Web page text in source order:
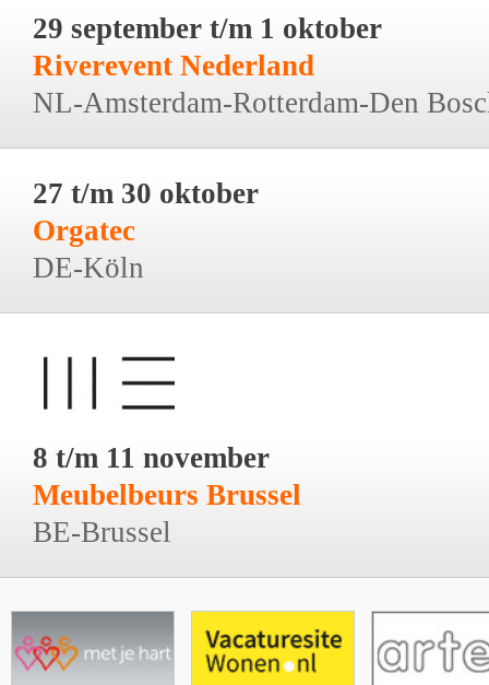
29 september t/m 1 oktober
Riverevent Nederland
NL-Amsterdam-Rotterdam-Den
27 t/m 30 oktober
Orgatec
DE-Köln
8 t/m 11 november
Meubelbeurs Brussel
BE-Brussel